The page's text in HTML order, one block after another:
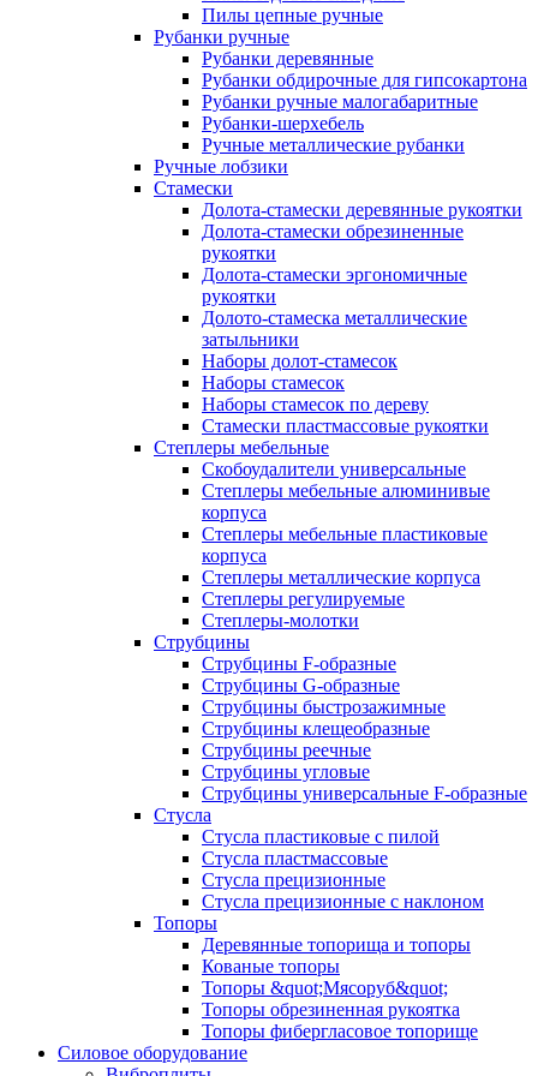
Пилы цепные ручные
Рубанки ручные
Рубанки деревянные
Рубанки обдирочные для гипсокартона
Рубанки ручные малогабаритные
Рубанки-шерхебель
Ручные металлические рубанки
Ручные лобзики
Стамески
Долота-стамески деревянные рукоятки
Долота-стамески обрезиненные
рукоятки
Долота-стамески эргономичные
рукоятки
Долото-стамеска металлические
затыльники
Наборы долот-стамесок
Наборы стамесок
Наборы стамесок по дереву
Стамески пластмассовые рукоятки
Степлеры мебельные
Скобоудалители универсальные
Степлеры мебельные алюминивые
корпуса
Степлеры мебельные пластиковые
корпуса
Степлеры металлические корпуса
Степлеры регулируемые
Степлеры-молотки
Струбцины
Струбцины F-образные
Струбцины G-образные
Струбцины быстрозажимные
Струбцины клещеобразные
Струбцины реечные
Струбцины угловые
Струбцины универсальные F-образные
Стусла
Стусла пластиковые с пилой
Стусла пластмассовые
Стусла прецизионные
Стусла прецизионные с наклоном
Топоры
Деревянные топорища и топоры
Кованые топоры
Топоры &quot;Мясоруб&quot;
Топоры обрезиненная рукоятка
Топоры фибергласовое топорище
Силовое оборудование